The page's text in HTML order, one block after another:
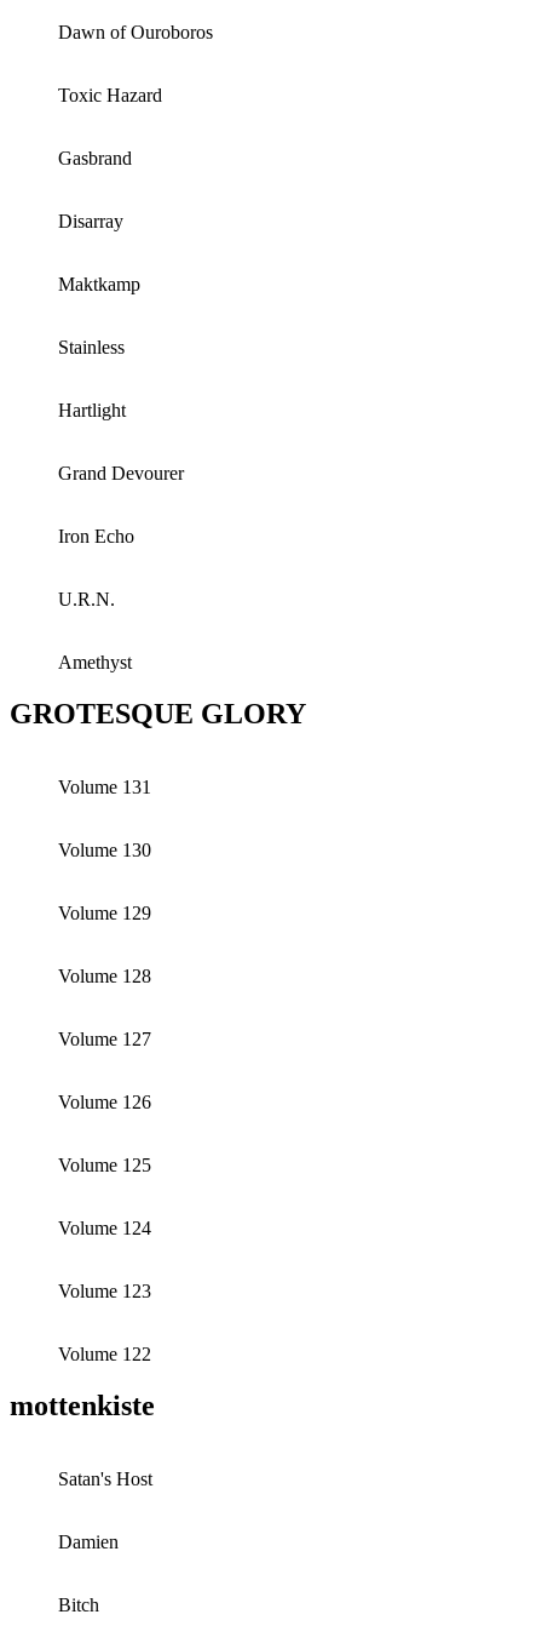
Dawn of Ouroboros
Toxic Hazard
Gasbrand
Disarray
Maktkamp
Stainless
Hartlight
Grand Devourer
Iron Echo
U.R.N.
Amethyst
GROTESQUE GLORY
Volume 131
Volume 130
Volume 129
Volume 128
Volume 127
Volume 126
Volume 125
Volume 124
Volume 123
Volume 122
mottenkiste
Satan's Host
Damien
Bitch